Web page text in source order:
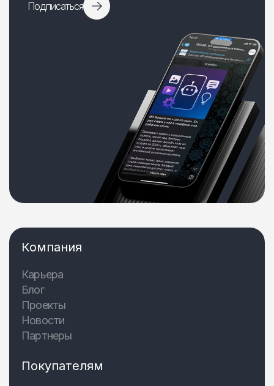
Подписаться
Компания
Карьера
Блог
Проекты
Новости
Партнеры
Покупателям